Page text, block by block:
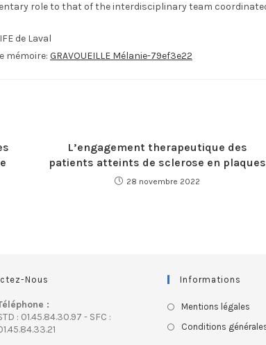
role to that of the interdisciplinary team
IFE de Laval
mémoire: GRAVOUEILLE Mélanie-79ef3e22
L’engagement therapeutique des
patients atteints de sclerose en plaques
28 novembre 2022
Nous
:
: 01.45.84.30.97 - SFC :
Informations
Mentions légales
Conditions